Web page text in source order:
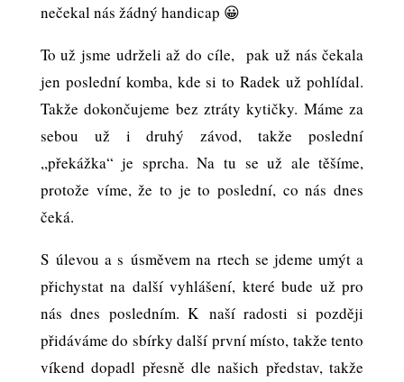
nečekal nás žádný handicap 😀
To už jsme udrželi až do cíle, pak už nás čekala
jen poslední komba, kde si to Radek už pohlídal.
Takže dokončujeme bez ztráty kytičky. Máme za
sebou už i druhý závod, takže poslední
,,překážka“ je sprcha. Na tu se už ale těšíme,
protože víme, že to je to poslední, co nás dnes
čeká.
S úlevou a s úsměvem na rtech se jdeme umýt a
přichystat na další vyhlášení, které bude už pro
nás dnes posledním. K naší radosti si později
přidáváme do sbírky další první místo, takže tento
víkend dopadl přesně dle našich představ, takže